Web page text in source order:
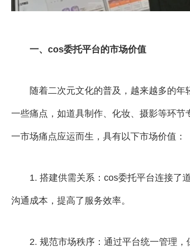
一、cos委托平台的市场价值
随着二次元文化的普及，越来越多的
一些痛点，如道具制作、化妆、摄影等环
一市场痛点应运而生，具有以下市场价值：
1. 搭建供需关系：cos委托平台连接了
沟通成本，提高了服务效率。
2. 规范市场秩序：通过平台统一管理